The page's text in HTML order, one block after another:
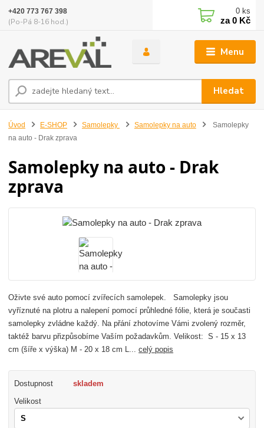
Menu
Hledat
+420 773 767 398
(Po-Pá 8-16 hod.)
0 ks
za0 Kč
Úvod E-SHOP Samolepky Samolepky na auto
Samolepky
na auto - Drak zprava
Samolepky na auto - Drak
zprava
Oživte své auto pomocí zvířecích samolepek. Samolepky jsou
vyříznuté na plotru a nalepení pomocí průhledné fólie, která je současti
samolepky zvládne každý. Na přání zhotovíme Vámi zvolený rozměr,
taktéž barvu přizpůsobíme Vaším požadavkům. Velikost: S - 15 x 13
cm (šíře x výška) M - 20 x 18 cm L...celý popis
Dostupnost skladem
Velikost